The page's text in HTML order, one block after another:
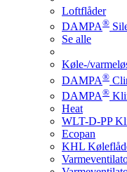
Loftflåder
DAMPA®
Se alle
Køle-/
DAMPA®
DAMPA®
Heat
WLT-D-PP
Ecopan
KHL